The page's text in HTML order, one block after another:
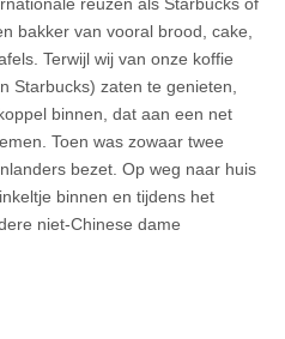
bakker van vooral brood, cake,
Terwijl wij van onze koffie
Starbucks) zaten te genieten,
binnen, dat aan een net
Toen was zowaar twee
bezet. Op weg naar huis
binnen en tijdens het
niet-Chinese dame